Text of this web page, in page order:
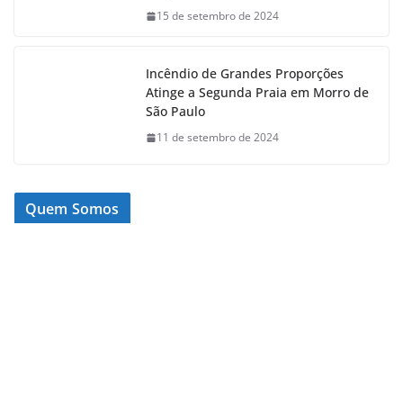
15 de setembro de 2024
Incêndio de Grandes Proporções
Atinge a Segunda Praia em Morro de
São Paulo
11 de setembro de 2024
Quem Somos